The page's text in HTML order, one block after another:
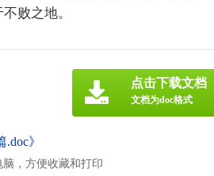
败之地。
》
，方便收藏和打印
点击下载文档
文档为doc格式